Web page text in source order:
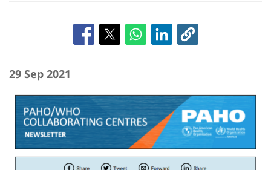
29 Sep 2021